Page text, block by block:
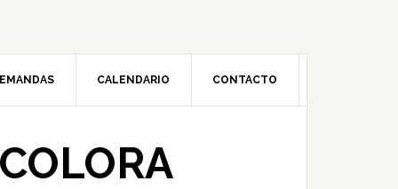
CALENDARIO CONTACTO